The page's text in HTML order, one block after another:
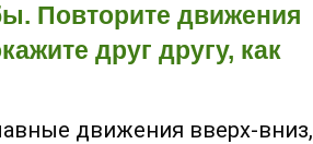
Повторите движения
друг другу, как
движения вверх-вниз,